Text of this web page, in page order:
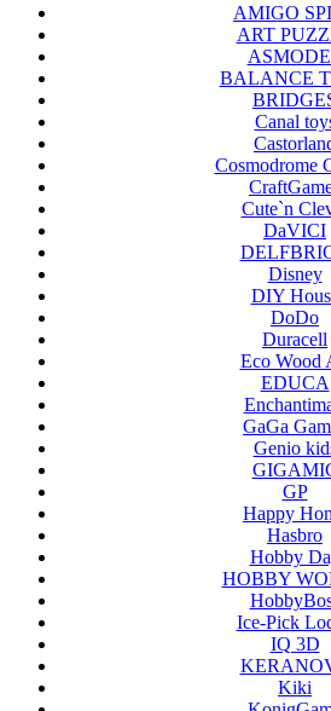
AMIGO
ART
BALANCE
Canal
Cosmodrome
Cute`n
DaVICI
Disney
DIY
DoDo
Duracell
Eco Wood
EDUCA
GaGa
Genio
GP
Happy
Hasbro
Hobby
HOBBY
Ice-Pick
IQ 3D
Kiki